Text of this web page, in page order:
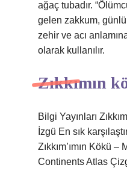
ağaç tubadır.
gelen zakkum,
zehir ve acı
olarak kullanılır.
Zıkkımın
Bilgi Yayınları
İzgü En sık
Zıkkım’ımın Kökü
Continents Atlas